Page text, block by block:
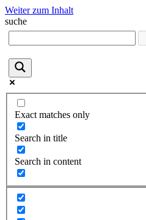
Weiter zum Inhalt
suche
Exact matches only
Search in title
Search in content